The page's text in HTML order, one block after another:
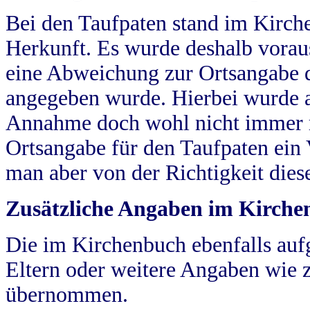
Bei den Taufpaten stand im
Herkunft. Es wurde deshalb
eine Abweichung zur
angegeben wurde. Hierbei wurde
Annahme doch wohl nicht
Ortsangabe für den Taufpaten
man aber von der Richtigkeit
Zusätzliche Angaben im
Die im Kirchenbuch ebenfalls
Eltern oder weitere Angaben wie
übernommen.